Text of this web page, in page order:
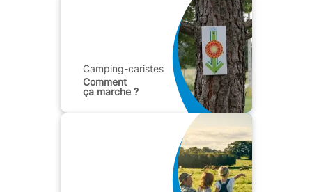
Camping-caristes
Comment
ça marche ?